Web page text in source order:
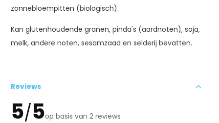
zonnebloempitten (biologisch).
Kan glutenhoudende granen, pinda's (aardnoten), soja,
melk, andere noten, sesamzaad en selderij bevatten.
Reviews
5/5op basis van 2 reviews